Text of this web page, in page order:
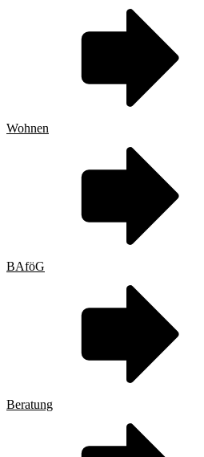
Wohnen
BAföG
Beratung